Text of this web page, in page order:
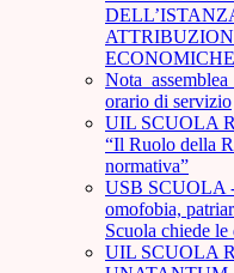
ECONOMICHE
orario di servizio
UIL SCUOLA
“Il Ruolo della
normativa”
USB SCUOLA -
omofobia,
Scuola chiede
UIL SCUOLA